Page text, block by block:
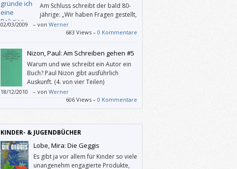
Am Schluss schreibt der bald 80-
jährige: „Wir haben Fragen gestellt,
die ohne Antwort geblieben sind (–
das ist ein bisschen untertrieben; Anm.). Wir
fragen weiter.“
02/03/2009 – von Werner
683 Views – 0 Kommentare
Nizon, Paul: Am Schreiben gehen #5
Warum und wie schreibt ein Autor ein
Buch? Paul Nizon gibt ausführlich
Auskunft. (4. von vier Teilen)
18/12/2010 – von Werner
606 Views – 0 Kommentare
KINDER- & JUGENDBÜCHER
Lobe, Mira: Die Geggis
Es gibt ja vor allem für Kinder so viele
unangenehm engagierte Produkte,